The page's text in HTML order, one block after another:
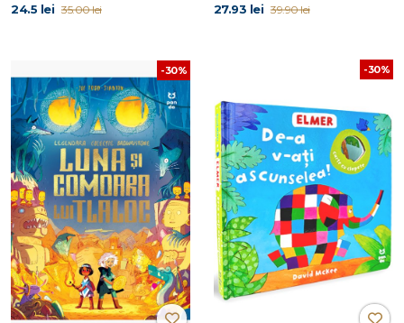
24.5 lei 35.00 lei 27.93 lei 39.90 lei
-30% -30%